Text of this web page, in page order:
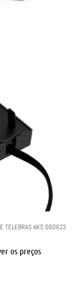
TELEBRAS AKS 060623
os preços